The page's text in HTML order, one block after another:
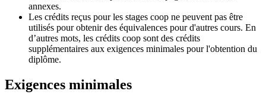
annexes.
Les crédits reçus pour les stages coop ne peuvent pas être
utilisés pour obtenir des équivalences pour d'autres cours. En
d’autres mots, les crédits coop sont des crédits
supplémentaires aux exigences minimales pour l'obtention du
diplôme.
Exigences minimales